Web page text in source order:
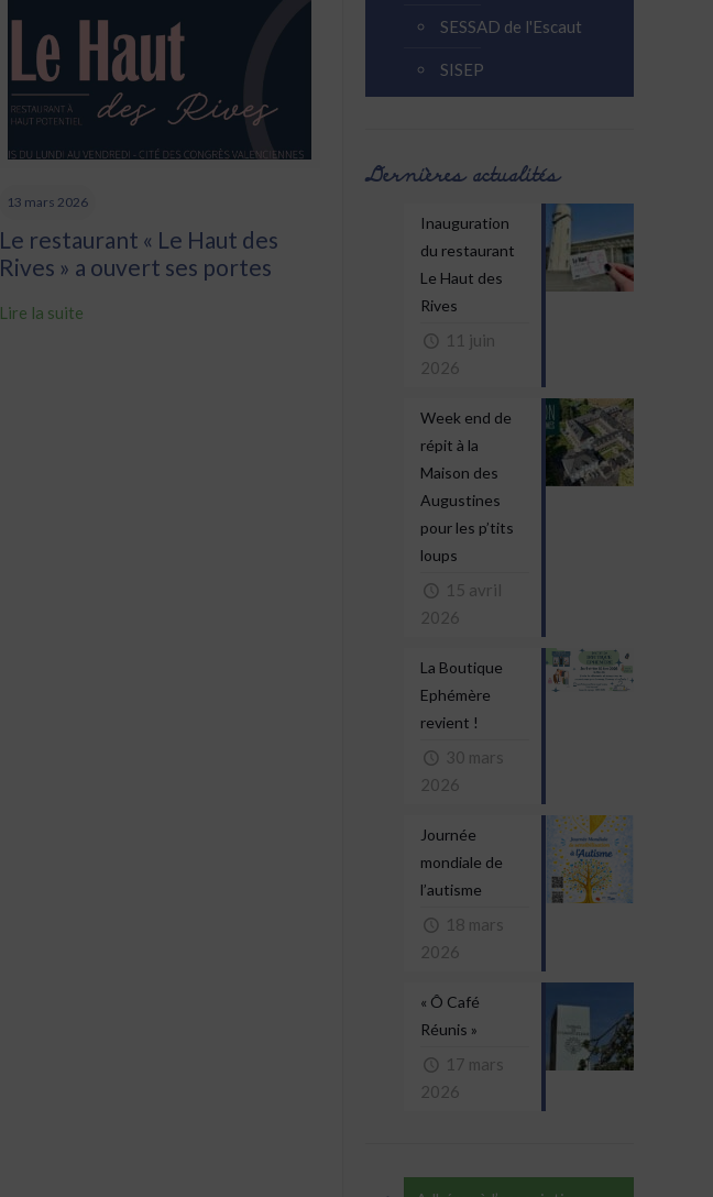
13 mars 2026
Le restaurant « Le Haut des
Rives » a ouvert ses portes
Lire la suite
SESSAD de l'Escaut
SISEP
Dernières actualités
Inauguration
du restaurant
Le Haut des
Rives
11 juin
2026
Week end de
répit à la
Maison des
Augustines
pour les p’tits
loups
15 avril
2026
La Boutique
Ephémère
revient !
30 mars
2026
Journée
mondiale de
l’autisme
18 mars
2026
« Ô Café
Réunis »
17 mars
2026